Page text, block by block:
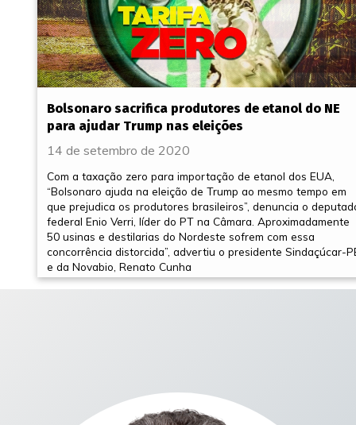
Bolsonaro sacrifica produtores de etanol do NE
para ajudar Trump nas eleições
14 de setembro de 2020
Com a taxação zero para importação de etanol dos EUA,
“Bolsonaro ajuda na eleição de Trump ao mesmo tempo em
que prejudica os produtores brasileiros”, denuncia o
federal Enio Verri, líder do PT na Câmara. Aproximadamente
50 usinas e destilarias do Nordeste sofrem com essa
concorrência distorcida”, advertiu o presidente Sindaçúcar-
e da Novabio, Renato Cunha